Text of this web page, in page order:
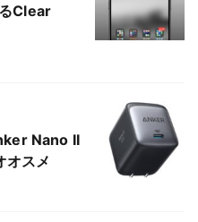
Clear
Nano II
オスメ